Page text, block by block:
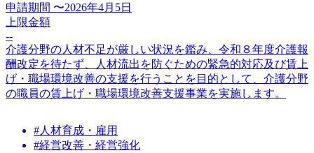
申請期間 〜2026年4月5日
上限金額
--
介護分野の人材不足が厳しい状況を鑑み、令和８年度介護報
酬改定を待たず、人材流出を防ぐための緊急的対応及び賃上
げ・職場環境改善の支援を行うことを目的として、介護分野
の職員の賃上げ・職場環境改善支援事業を実施します。
#人材育成・雇用
#経営改善・経営強化